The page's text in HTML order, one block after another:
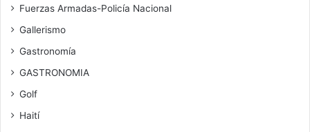
Fuerzas Armadas-Policía Nacional
Gallerismo
Gastronomía
GASTRONOMIA
Golf
Haití